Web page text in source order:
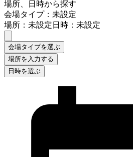
場所、日時から探す
会場タイプ：未設定
場所：未設定日時：未設定
会場タイプを選ぶ
場所を入力する
日時を選ぶ